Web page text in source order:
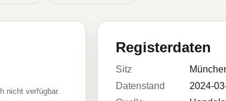
nicht verfügbar.
Registerdaten
Sitz
Datenstand
2024-